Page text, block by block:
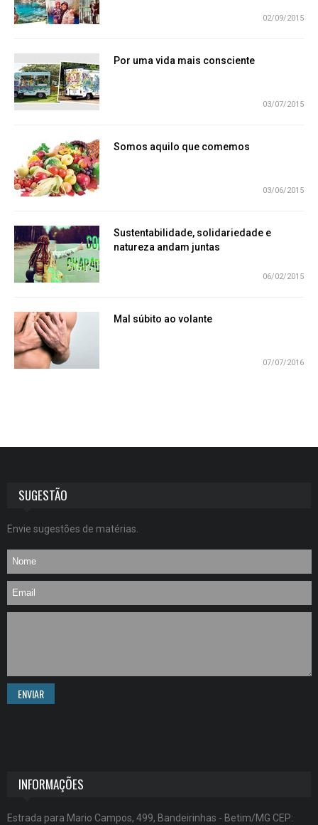
02/09/2015
Por uma vida mais consciente
03/07/2015
Somos aquilo que comemos
03/06/2015
Sustentabilidade, solidariedade e
natureza andam juntas
06/02/2015
Mal súbito ao volante
07/07/2016
SUGESTÃO
Envie sugestões de matérias.
ENVIAR
INFORMAÇÕES
Estrada para Mario Campos, 499, Bandeirinhas - Betim/MG CEP: